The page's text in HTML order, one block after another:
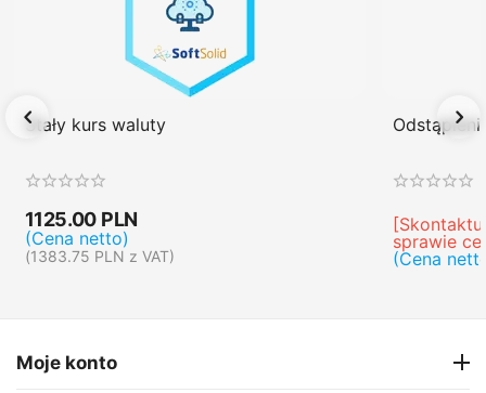
Stały kurs waluty
1125.00 PLN
(Cena netto)
(1383.75 PLN z VAT)
sprawie
(Cena
Moje konto